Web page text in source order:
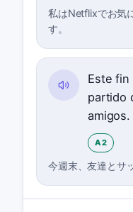
私はNetflixでお気
す。
Este
partido
amigos.
A2
今週末、友達とサ